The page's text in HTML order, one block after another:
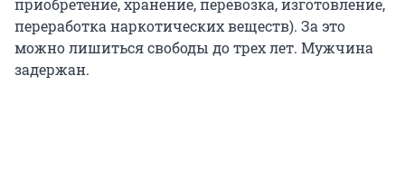
приобретение, хранение, перевозка, изготовление,
переработка наркотических веществ). За это
можно лишиться свободы до трех лет. Мужчина
задержан.